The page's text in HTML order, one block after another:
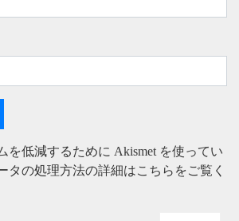
を低減するために Akismet を使ってい
タの処理方法の詳細はこちらをご覧く